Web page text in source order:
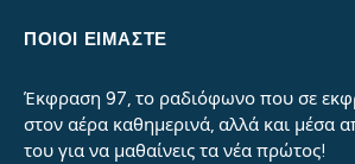
ΠΟΙΟΙ ΕΙΜΑΣΤΕ
Έκφραση 97, το ραδιόφωνο που σε
στον αέρα καθημερινά, αλλά και μέσα
του για να μαθαίνεις τα νέα πρώτος!